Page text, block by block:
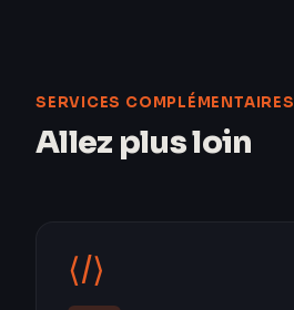
SERVICES COMPLÉMENTAIRES
Allez plus loin
⟨/⟩